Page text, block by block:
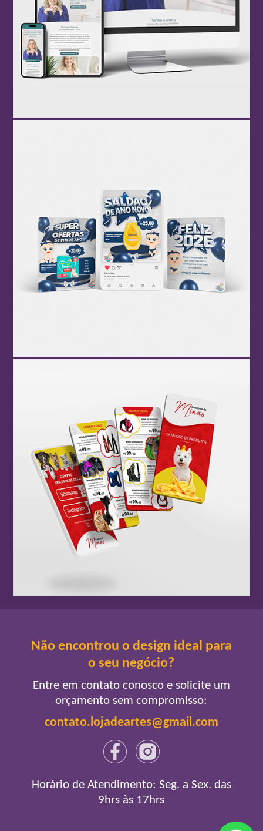
Não encontrou o design ideal para
o seu negócio?
Entre em contato conosco e solicite um
orçamento sem compromisso:
contato.lojadeartes@gmail.com
Horário de Atendimento: Seg. a Sex. das
9hrs às 17hrs